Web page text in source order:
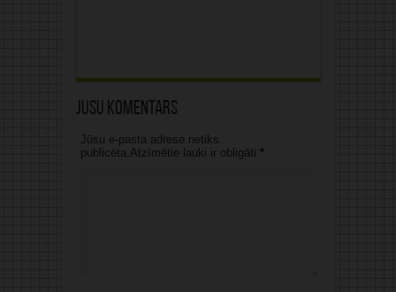
Jūsu komentārs
Jūsu e-pasta adrese netiks
publicēta.Atzīmētie lauki ir obligāti *